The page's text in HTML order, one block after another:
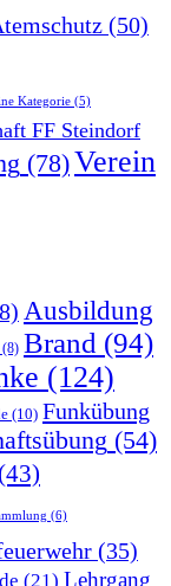
(50)
Kategorie (5)
FF Steindorf
(78)Verein
Ausbildung
(8) Brand (94)
(124)
(10) Funkübung
(54)
(43)
(6)
(35)
(21) Lehrgang